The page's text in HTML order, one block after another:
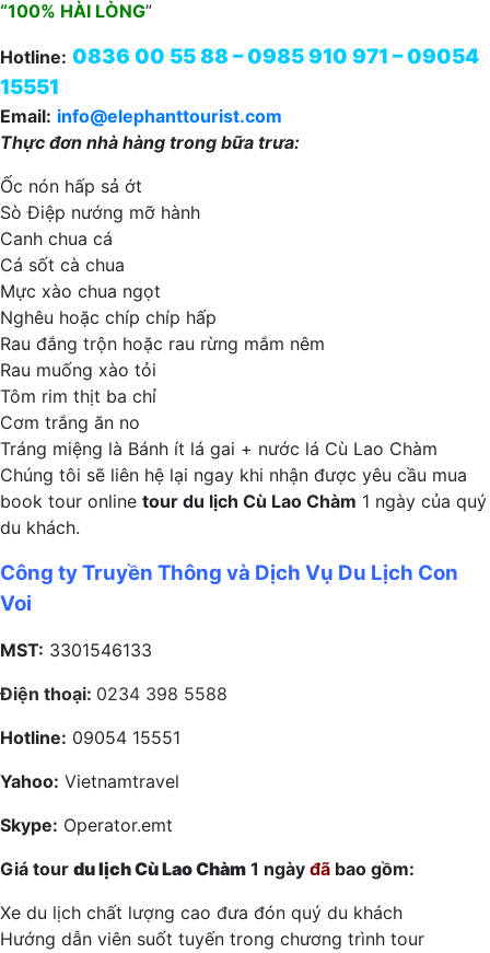
“100% HÀI LÒNG”
Hotline: 0836 00 55 88 – 0985 910 971 – 09054
15551
Email: info@elephanttourist.com
Thực đơn nhà hàng trong bữa trưa:
Ốc nón hấp sả ớt
Sò Điệp nướng mỡ hành
Canh chua cá
Cá sốt cà chua
Mực xào chua ngọt
Nghêu hoặc chíp chíp hấp
Rau đắng trộn hoặc rau rừng mắm nêm
Rau muống xào tỏi
Tôm rim thịt ba chỉ
Cơm trắng ăn no
Tráng miệng là Bánh ít lá gai + nước lá Cù Lao Chàm
Chúng tôi sẽ liên hệ lại ngay khi nhận được yêu cầu mua
book tour online tour du lịch Cù Lao Chàm 1 ngày của quý
du khách.
Công ty Truyền Thông và Dịch Vụ Du Lịch Con
Voi
MST: 3301546133
Điện thoại: 0234 398 5588
Hotline: 09054 15551
Yahoo: Vietnamtravel
Skype: Operator.emt
Giá tour du lịch Cù Lao Chàm 1 ngày đã bao gồm:
Xe du lịch chất lượng cao đưa đón quý du khách
Hướng dẫn viên suốt tuyến trong chương trình tour